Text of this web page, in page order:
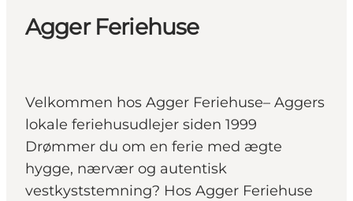
Handicapvenlig ferie
Events
Overnatning
Planlæg din ferie
Agger Feriehuse
Velkommen hos Agger Feriehuse– Aggers
lokale feriehusudlejer siden 1999
Drømmer du om en ferie med ægte
hygge, nærvær og autentisk
vestkyststemning? Hos Agger Feriehuse